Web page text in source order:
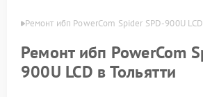
Ремонт ибп PowerCom Spider SPD-900U LCD
Ремонт ибп PowerCom
900U LCD в Тольятти